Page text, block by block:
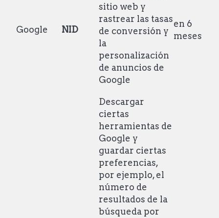
Google NID
sitio web y
rastrear las tasas
de conversión y
la
personalización
de anuncios de
Google
en 6
meses
Descargar
ciertas
herramientas de
Google y
guardar ciertas
preferencias,
por ejemplo, el
número de
resultados de la
búsqueda por